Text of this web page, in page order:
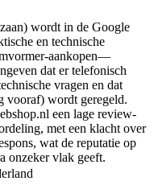
wordt in de Google
en technische
aankopen—
dat er telefonisch
vragen en dat
vooraf) wordt geregeld.
een lage review-
met een klacht over
wat de reputatie op
onzeker vlak geeft.